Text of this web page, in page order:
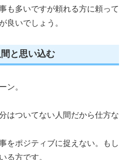
も多いですが頼れる方に頼って
良いでしょう。
と思い込む
ン。
はついてない人間だから仕方な
をポジティブに捉えない。もし
る方です。